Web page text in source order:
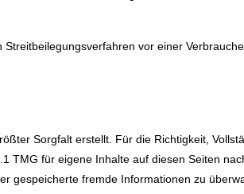
vor einer
Sorgfalt erstellt. Für die Richtigkeit,
TMG für eigene Inhalte auf diesen Seiten
gespeicherte fremde Informationen zu